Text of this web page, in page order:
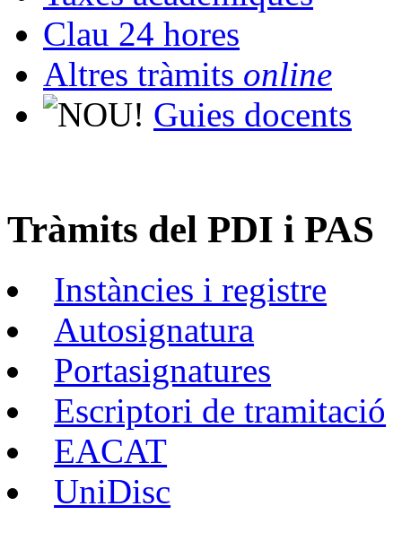
Clau 24 hores
Altres tràmits online
Guies docents
Tràmits del PDI i PAS
Instàncies i registre
Autosignatura
Portasignatures
Escriptori de tramitació
EACAT
UniDisc